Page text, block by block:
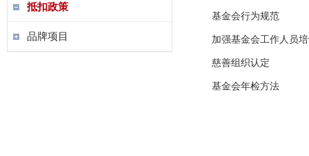
抵扣政策
品牌项目
基金会行为规范
加强基金会工作人员
慈善组织认定
基金会年检方法